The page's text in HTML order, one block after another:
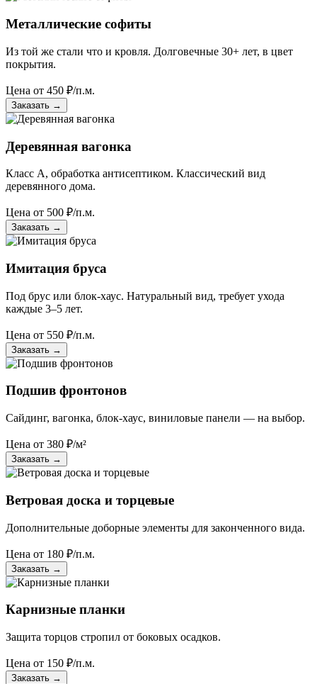
Металлические софиты
Из той же стали что и кровля. Долговечные 30+ лет, в цвет
покрытия.
Цена от 450 ₽/п.м.
Заказать →
Деревянная вагонка
Класс А, обработка антисептиком. Классический вид
деревянного дома.
Цена от 500 ₽/п.м.
Заказать →
Имитация бруса
Под брус или блок-хаус. Натуральный вид, требует ухода
каждые 3–5 лет.
Цена от 550 ₽/п.м.
Заказать →
Подшив фронтонов
Сайдинг, вагонка, блок-хаус, виниловые панели — на выбор.
Цена от 380 ₽/м²
Заказать →
Ветровая доска и торцевые
Дополнительные доборные элементы для законченного вида.
Цена от 180 ₽/п.м.
Заказать →
Карнизные планки
Защита торцов стропил от боковых осадков.
Цена от 150 ₽/п.м.
Заказать →